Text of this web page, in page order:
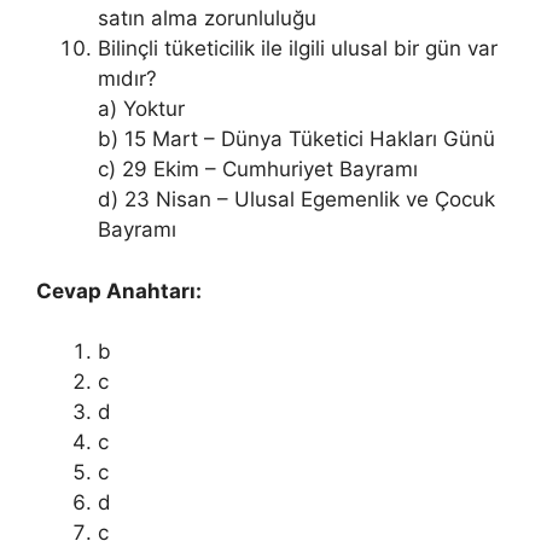
satın alma zorunluluğu
Bilinçli tüketicilik ile ilgili ulusal bir gün var
mıdır?
a) Yoktur
b) 15 Mart – Dünya Tüketici Hakları Günü
c) 29 Ekim – Cumhuriyet Bayramı
d) 23 Nisan – Ulusal Egemenlik ve Çocuk
Bayramı
Cevap Anahtarı:
b
c
d
c
c
d
c